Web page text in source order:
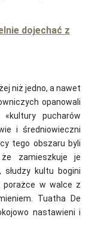
dojechać z
niż jedno, a nawet
opanowali
pucharów
i średniowieczni
tego obszaru byli
zamieszkuje je
kultu bogini
porażce w walce z
Tuatha De
nastawieni i